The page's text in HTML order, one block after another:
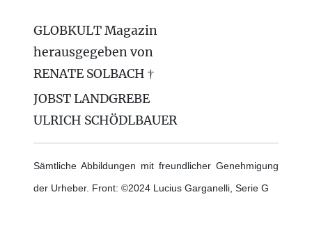
GLOBKULT Magazin
herausgegeben von
RENATE SOLBACH †
JOBST LANDGREBE
ULRICH SCHÖDLBAUER
Sämtliche Abbildungen mit freundlicher Genehmigung
der Urheber. Front: ©2024 Lucius Garganelli, Serie G